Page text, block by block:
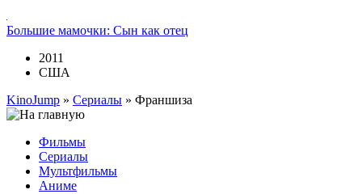
Большие мамочки: Сын как отец
2011
США
KinoJump » Сериалы » Франшиза
Фильмы
Сериалы
Мультфильмы
Аниме